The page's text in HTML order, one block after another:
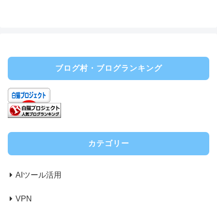
ブログ村・ブログランキング
カテゴリー
AIツール活用
VPN